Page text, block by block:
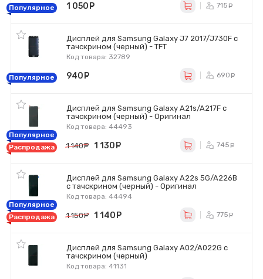
Популярное 1 050 715
Дисплей для Samsung Galaxy J7 2017/J730F с
тачскрином (черный) - TFT
Код товара: 32789
Популярное 940 690
Дисплей для Samsung Galaxy A21s/A217F с
тачскрином (черный) - Оригинал
Код товара: 44493
Популярное
Распродажа
1 140 руб.
1 130 745
Дисплей для Samsung Galaxy A22s 5G/A226B
с тачскрином (черный) - Оригинал
Код товара: 44494
Популярное
Распродажа
1 150 руб.
1 140 775
Дисплей для Samsung Galaxy A02/A022G с
тачскрином (черный)
Код товара: 41131